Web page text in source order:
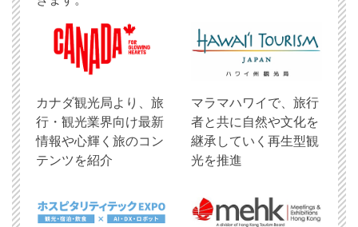
​カナダ観光局より、旅
行・観光業界向け最新
情報や心輝く旅のコン
テンツを紹介
マラマハワイで、旅行
者と共に自然や文化を
継承していく再生型観
光を推進